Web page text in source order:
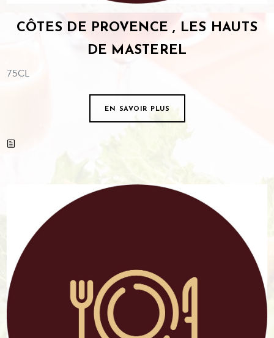
CÔTES DE PROVENCE , LES HAUTS
DE MASTEREL
75CL
EN SAVOIR PLUS